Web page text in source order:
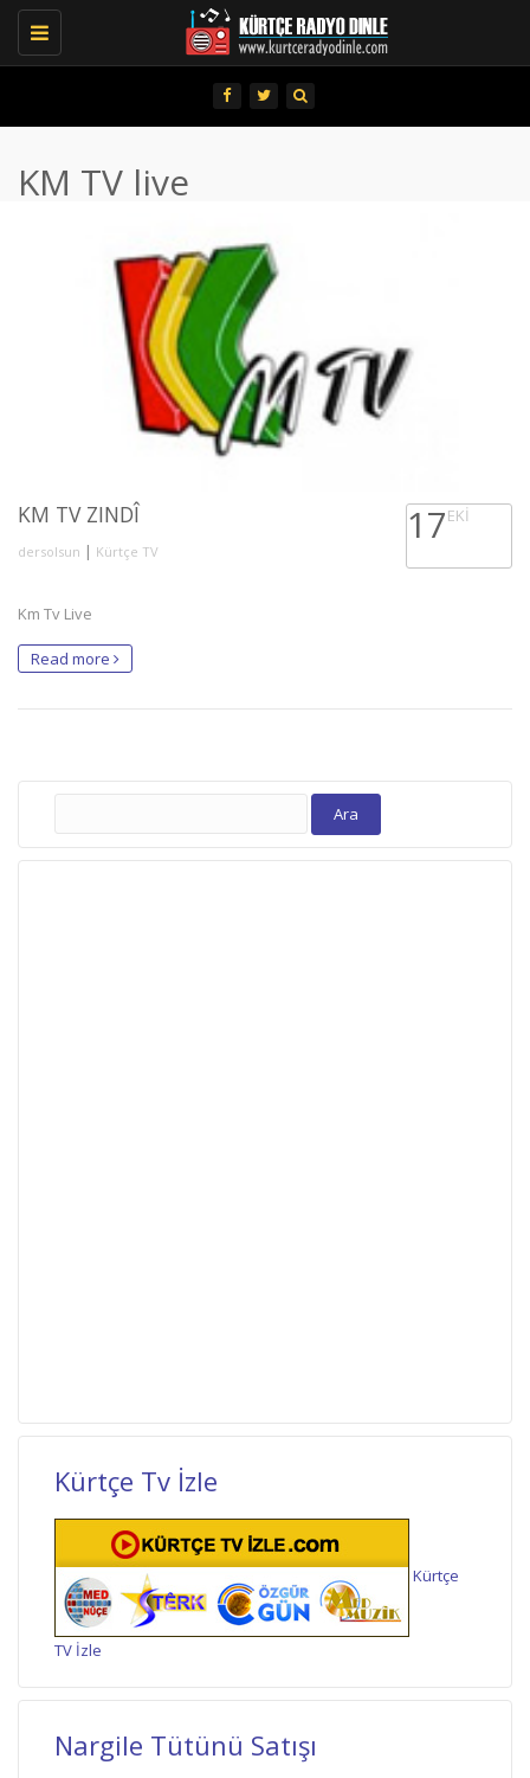
Toggle
navigation
KM TV live
KM TV ZINDÎ
dersolsun | Kürtçe TV
17EKI
Km Tv Live
Read more
Arama:
Kürtçe Tv İzle
Kürtçe
TV İzle
Nargile Tütünü Satışı